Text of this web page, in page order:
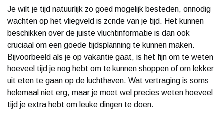
Je wilt je tijd natuurlijk zo goed mogelijk besteden, onnodig
wachten op het vliegveld is zonde van je tijd. Het kunnen
beschikken over de juiste vluchtinformatie is dan ook
cruciaal om een goede tijdsplanning te kunnen maken.
Bijvoorbeeld als je op vakantie gaat, is het fijn om te weten
hoeveel tijd je nog hebt om te kunnen shoppen of om lekker
uit eten te gaan op de luchthaven. Wat vertraging is soms
helemaal niet erg, maar je moet wel precies weten hoeveel
tijd je extra hebt om leuke dingen te doen.